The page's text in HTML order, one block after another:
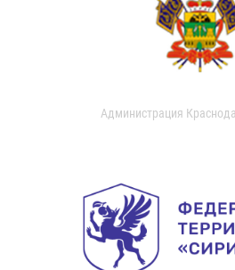
Администрация